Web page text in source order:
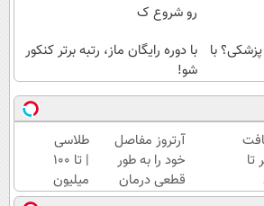
رو شروع ک
با
با دوره رایگان ماز، رتبه برتر کنکور
شو!
تا
آرتروز مفاصل
خود را به طور
قطعی درمان
کنید!
طلاسی
| تا 100
میلیون
وام